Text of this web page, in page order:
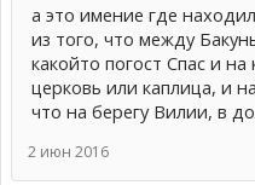
а это имение где
из того, что между
какойто погост Спас и
церковь или каплица, и
что на берегу Вилии, в
2 июн 2016